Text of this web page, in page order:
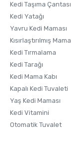
Kedi Taşıma Çantası
Kedi Yatağı
Yavru Kedi Maması
Kısırlaştırılmış Mama
Kedi Tırmalama
Kedi Tarağı
Kedi Mama Kabı
Kapalı Kedi Tuvaleti
Yaş Kedi Maması
Kedi Vitamini
Otomatik Tuvalet